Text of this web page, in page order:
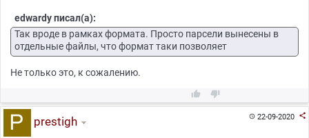
edwardy писал(а):
Так вроде в рамках формата. Просто парсели вынесены в
отдельные файлы, что формат таки позволяет
Не только это, к сожалению.
 
22-09-2020 
prestigh